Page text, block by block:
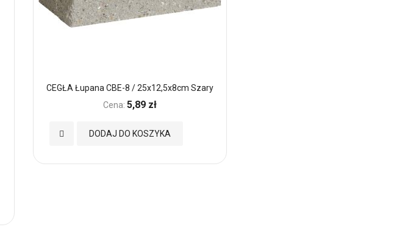
CEGŁA Łupana CBE-8 / 25x12,5x8cm Szary
Cena: 5,89 zł
DODAJ DO KOSZYKA
Dodaj